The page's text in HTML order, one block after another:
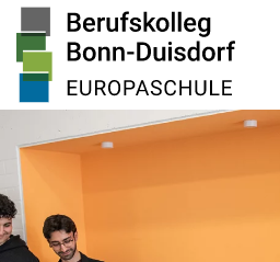
Zum Hauptinhalt springen